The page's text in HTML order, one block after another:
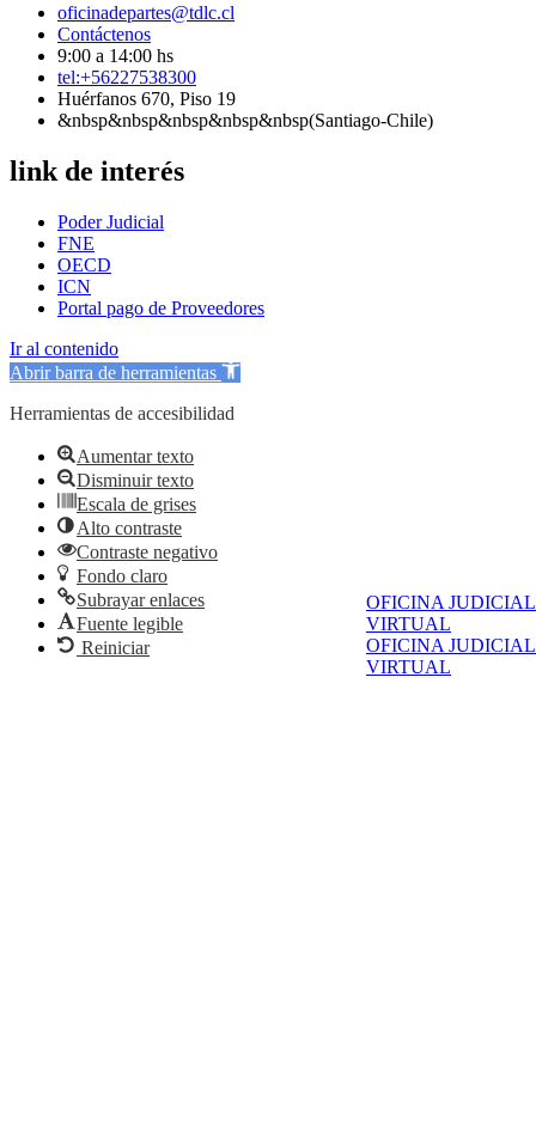
OFICINA JUDICIAL
VIRTUAL
OFICINA JUDICIAL
VIRTUAL
oficinadepartes@tdlc.cl
Contáctenos
9:00 a 14:00 hs
tel:+56227538300
Huérfanos 670, Piso 19
&nbsp&nbsp&nbsp&nbsp&nbsp(Santiago-Chile)
link de interés
Poder Judicial
FNE
OECD
ICN
Portal pago de Proveedores
Ir al contenido
Abrir barra de herramientas
Herramientas de accesibilidad
Aumentar texto
Disminuir texto
Escala de grises
Alto contraste
Contraste negativo
Fondo claro
Subrayar enlaces
Fuente legible
Reiniciar